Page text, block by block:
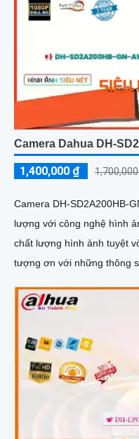
Camera Dahua DH-
1,400,000 ₫
Camera DH-SD2A200HB-
lượng với công nghệ hình
chất lượng hình ảnh tuyệt
tượng ơn với những thông
đêm